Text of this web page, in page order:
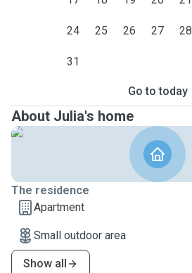
24 25 26 27 28
31
Go to today
About Julia's home
The residence
Apartment
Small outdoor area
Show all